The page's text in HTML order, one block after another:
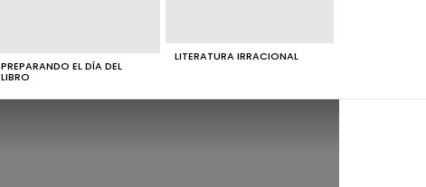
PREPARANDO EL DÍA DEL
LIBRO
LITERATURA IRRACIONAL